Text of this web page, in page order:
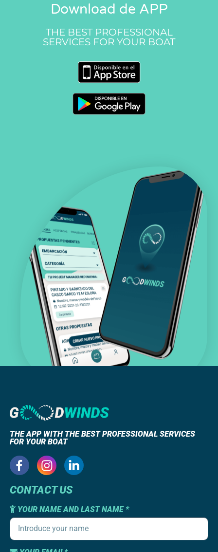
Download de APP
THE BEST PROFESSIONAL
SERVICES FOR YOUR BOAT
THE APP WITH THE BEST PROFESSIONAL SERVICES
FOR YOUR BOAT
CONTACT US
YOUR NAME AND LAST NAME *